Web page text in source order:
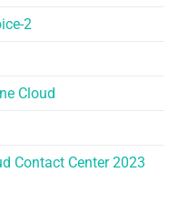
2
Cloud
Contact Center 2023